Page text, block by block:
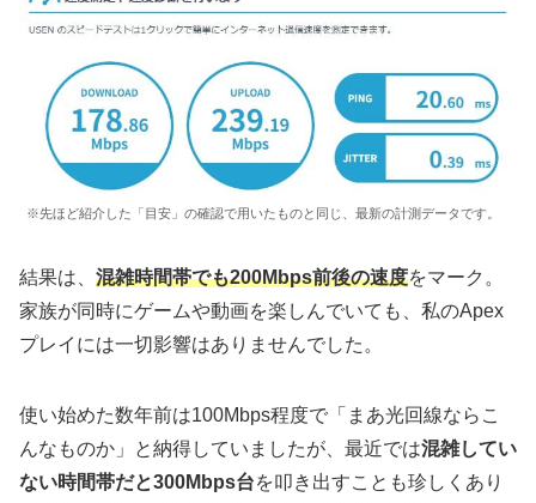
※先ほど紹介した「目安」の確認で用いたものと同じ、最新の計測データです。
結果は、 混雑時間帯でも200Mbps前後の速度をマーク。
家族が同時にゲームや動画を楽しんでいても、私のApex
プレイには一切影響はありませんでした。
使い始めた数年前は100Mbps程度で「まあ光回線ならこ
んなものか」と納得していましたが、最近では混雑してい
ない時間帯だと300Mbps台を叩き出すことも珍しくあり